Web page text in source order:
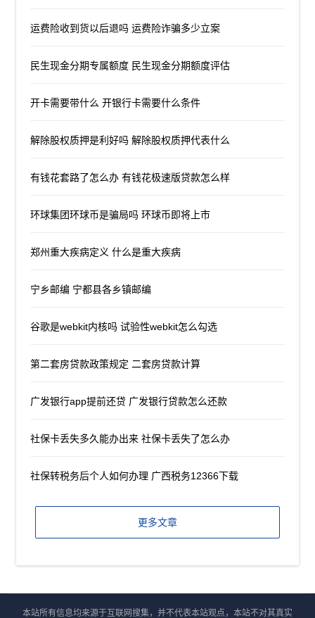
运费险收到货以后退吗 运费险诈骗多少立案
民生现金分期专属额度 民生现金分期额度评估
开卡需要带什么 开银行卡需要什么条件
解除股权质押是利好吗 解除股权质押代表什么
有钱花套路了怎么办 有钱花极速版贷款怎么样
环球集团环球币是骗局吗 环球币即将上市
郑州重大疾病定义 什么是重大疾病
宁乡邮编 宁都县各乡镇邮编
谷歌是webkit内核吗 试验性webkit怎么勾选
第二套房贷款政策规定 二套房贷款计算
广发银行app提前还贷 广发银行贷款怎么还款
社保卡丢失多久能办出来 社保卡丢失了怎么办
社保转税务后个人如何办理 广西税务12366下载
更多文章
本站所有信息均来源于互联网搜集，并不代表本站观点，本站不对其真实